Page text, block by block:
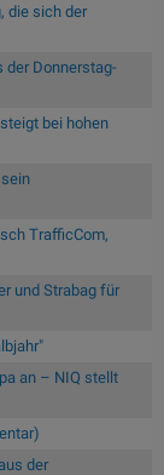
die sich der
der Donnerstag-
bei hohen
TrafficCom,
und Strabag für
an – NIQ stellt
der